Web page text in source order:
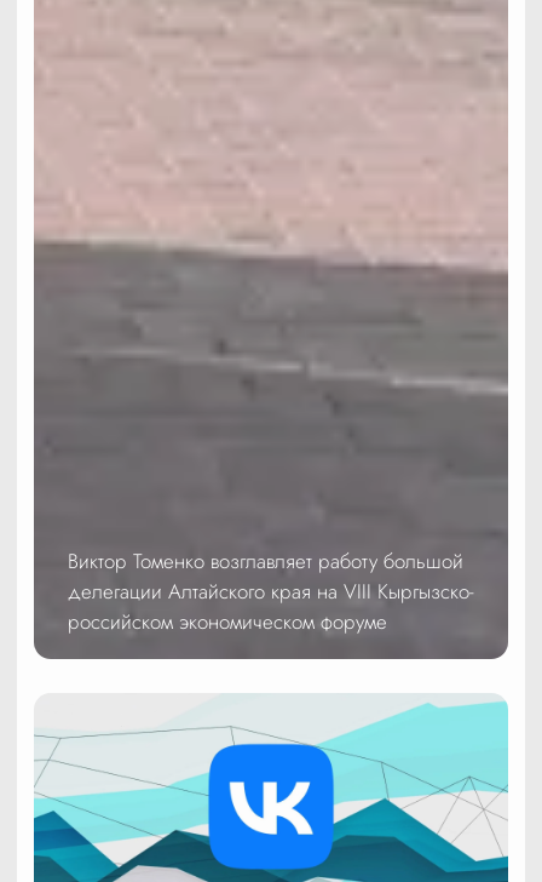
Виктор Томенко возглавляет работу большой
делегации Алтайского края на VIII Кыргызско-
российском экономическом форуме